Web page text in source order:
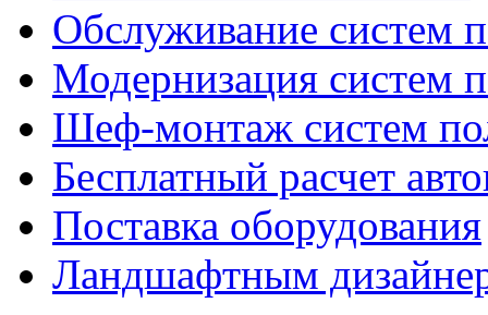
Обслуживание систем
Модернизация систем
Шеф-монтаж систем
Бесплатный расчет
Поставка оборудования
Ландшафтным